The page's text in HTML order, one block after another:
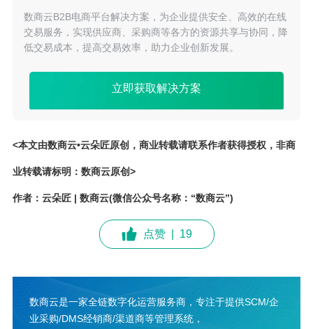
数商云B2B电商平台解决方案，为企业提供安全、高效的在线
交易服务，实现供应商、采购商等各方的资源共享与协同，降
低交易成本，提高交易效率，助力企业创新发展。
立即获取解决方案
<本文由数商云•云朵匠原创，商业转载请联系作者获得授权，非商
业转载请标明：数商云原创>
作者：云朵匠 | 数商云(微信公众号名称：“数商云”)
点赞 19
数商云是一家全链数字化运营服务商，专注于提供SCM/企
业采购/DMS经销商/渠道商等管理系统，